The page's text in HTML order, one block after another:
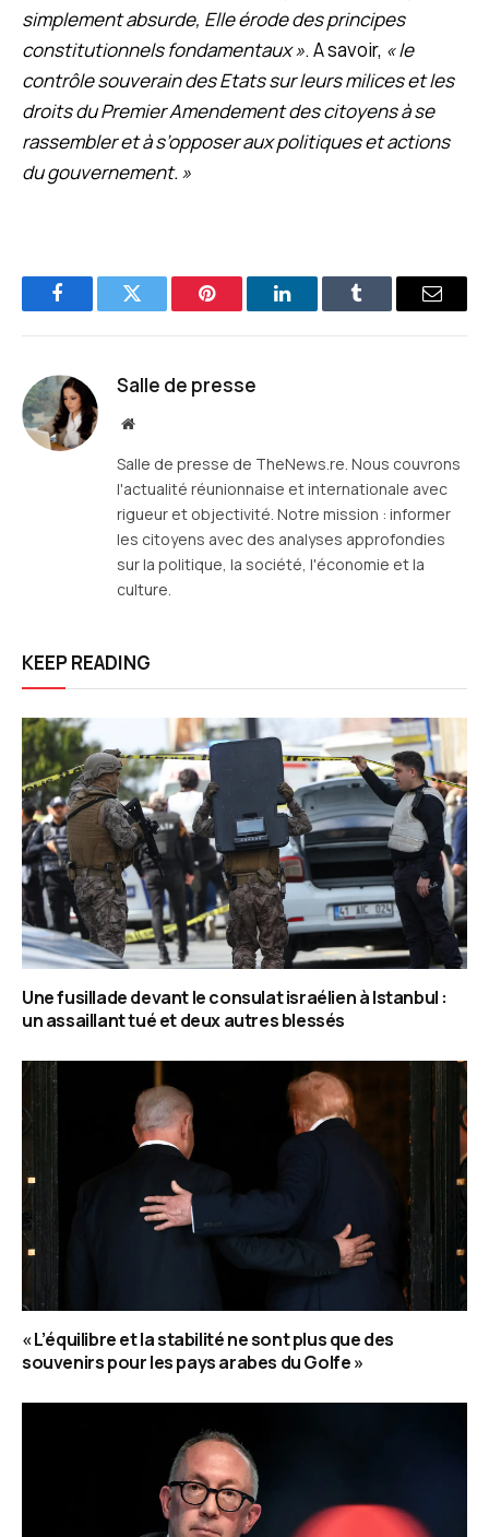
simplement absurde, Elle érode des principes
constitutionnels fondamentaux ». A savoir, « le
contrôle souverain des Etats sur leurs milices et les
droits du Premier Amendement des citoyens à se
rassembler et à s’opposer aux politiques et actions
du gouvernement. »
FacebookTwitter Pinterest LinkedInTumblr
E-
Salle de presse
Site
Salle de presse de TheNews.re. Nous couvrons
l'actualité réunionnaise et internationale avec
rigueur et objectivité. Notre mission : informer
les citoyens avec des analyses approfondies
sur la politique, la société, l'économie et la
culture.
KEEP READING
Une fusillade devant le consulat israélien à Istanbul :
un assaillant tué et deux autres blessés
« L’équilibre et la stabilité ne sont plus que des
souvenirs pour les pays arabes du Golfe »